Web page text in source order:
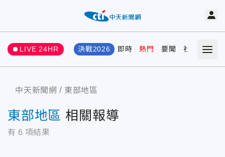
LIVE 24HR 決戰2026 即時 熱門 要聞 社會 娛樂
中天新聞網 東部地區
東部地區 相關報導
有 6 項結果